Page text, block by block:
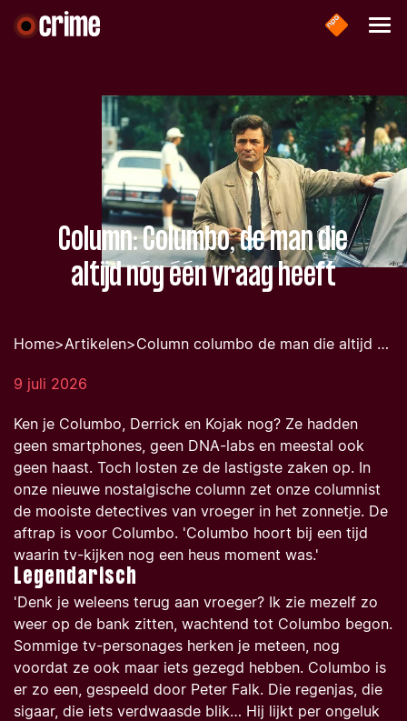
Column: Columbo, de man die
altijd nóg één vraag heeft
Home>Artikelen> Column columbo de man die altijd nog een vraag heeft
9 juli 2026
Ken je Columbo, Derrick en Kojak nog? Ze hadden
geen smartphones, geen DNA-labs en meestal ook
geen haast. Toch losten ze de lastigste zaken op. In
onze nieuwe nostalgische column zet onze columnist
de mooiste detectives van vroeger in het zonnetje. De
aftrap is voor Columbo. 'Columbo hoort bij een tijd
waarin tv-kijken nog een heus moment was.'
Legendarisch
'Denk je weleens terug aan vroeger? Ik zie mezelf zo
weer op de bank zitten, wachtend tot Columbo begon.
Sommige tv-personages herken je meteen, nog
voordat ze ook maar iets gezegd hebben. Columbo is
er zo een, gespeeld door Peter Falk. Die regenjas, die
sigaar, die iets verdwaasde blik… Hij lijkt per ongeluk